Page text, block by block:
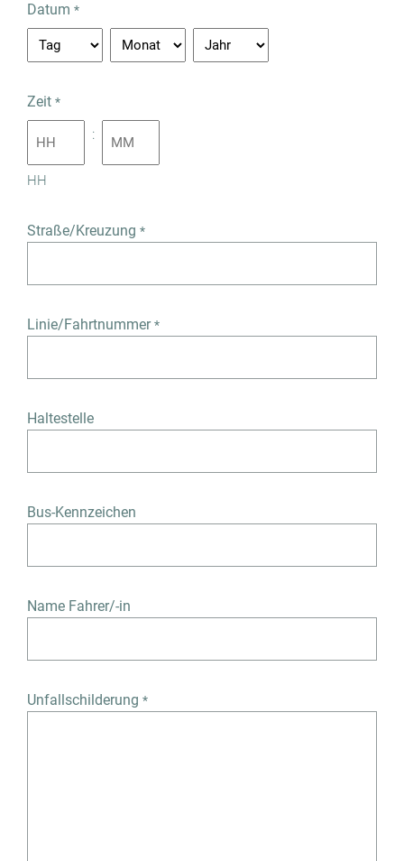
Datum *
Zeit *
HH
:
Straße/Kreuzung *
Linie/Fahrtnummer *
Haltestelle
Bus-Kennzeichen
Name Fahrer/-in
Unfallschilderung *